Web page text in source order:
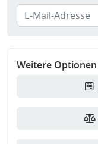
Weitere Optionen